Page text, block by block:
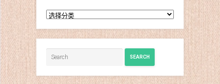
分
SEARCH